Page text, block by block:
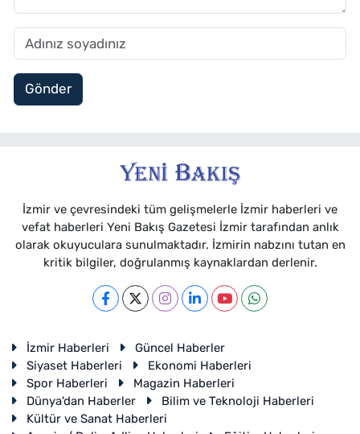
Gönder
İzmir ve çevresindeki tüm gelişmelerle İzmir haberleri ve
vefat haberleri Yeni Bakış Gazetesi İzmir tarafından anlık
olarak okuyuculara sunulmaktadır. İzmirin nabzını tutan en
kritik bilgiler, doğrulanmış kaynaklardan derlenir.
İzmir Haberleri
Güncel Haberler
Siyaset Haberleri
Ekonomi Haberleri
Spor Haberleri
Magazin Haberleri
Dünya'dan Haberler
Bilim ve Teknoloji Haberleri
Kültür ve Sanat Haberleri